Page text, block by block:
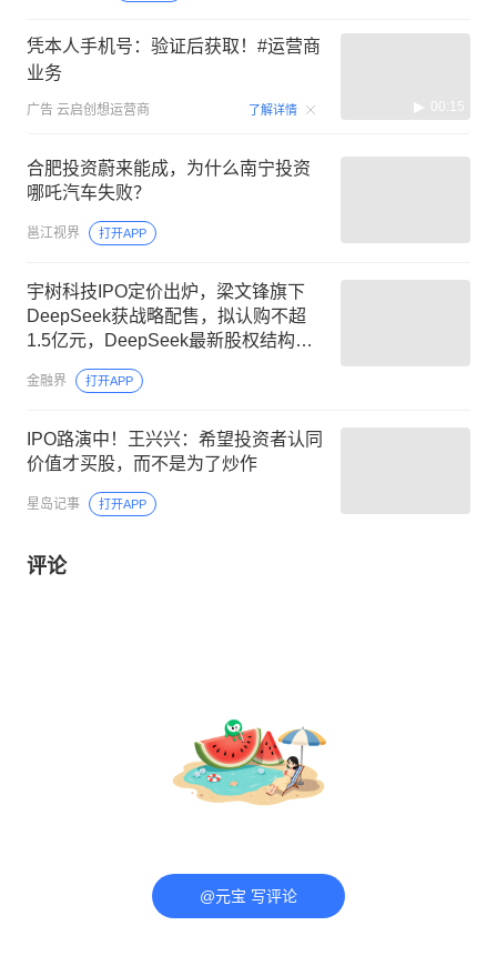
凭本人手机号：验证后获取！#运营商
业务
广告 云启创想运营商 了解详情 00:15
合肥投资蔚来能成，为什么南宁投资
哪吒汽车失败？
邕江视界 打开APP
宇树科技IPO定价出炉，梁文锋旗下
DeepSeek获战略配售，拟认购不超
1.5亿元，DeepSeek最新股权结构被
曝光，梁文锋直接持有DeepSeek31%
股权，价值超1550亿元
金融界 打开APP
IPO路演中！王兴兴：希望投资者认同
价值才买股，而不是为了炒作
星岛记事 打开APP
评论
@元宝 写评论